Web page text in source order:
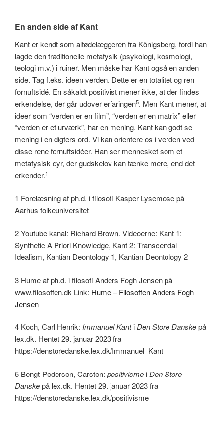
En anden side af Kant
Kant er kendt som altødelæggeren fra Königsberg, fordi han
lagde den traditionelle metafysik (psykologi, kosmologi,
teologi m.v.) i ruiner. Men måske har Kant også en anden
side. Tag f.eks. ideen verden. Dette er en totalitet og ren
fornuftsidé. En såkaldt positivist mener ikke, at der findes
erkendelse, der går udover erfaringen5. Men Kant mener, at
ideer som “verden er en film”, “verden er en matrix” eller
“verden er et urværk”, har en mening. Kant kan godt se
mening i en digters ord. Vi kan orientere os i verden ved
disse rene fornuftsidéer. Han ser mennesket som et
metafysisk dyr, der gudskelov kan tænke mere, end det
erkender.1
1 Forelæsning af ph.d. i filosofi Kasper Lysemose på
Aarhus folkeuniversitet
2 Youtube kanal: Richard Brown. Videoerne: Kant 1:
Synthetic A Priori Knowledge, Kant 2: Transcendal
Idealism, Kantian Deontology 1, Kantian Deontology 2
3 Hume af ph.d. i filosofi Anders Fogh Jensen på
www.filosoffen.dk Link: Hume – Filosoffen Anders Fogh
Jensen
4 Koch, Carl Henrik: Immanuel KantiDen Store Danskepå
lex.dk. Hentet 29. januar 2023 fra
https://denstoredanske.lex.dk/Immanuel_Kant
5 Bengt-Pedersen, Carsten: positivisme i Den Store
Danskepå lex.dk. Hentet 29. januar 2023 fra
https://denstoredanske.lex.dk/positivisme